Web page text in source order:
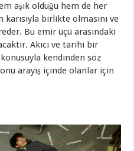
aşık olduğu hem de her
karısıyla birlikte olmasını ve
Bu emir üçü arasındaki
Akıcı ve tarihi bir
kendinden söz
arayış içinde olanlar için